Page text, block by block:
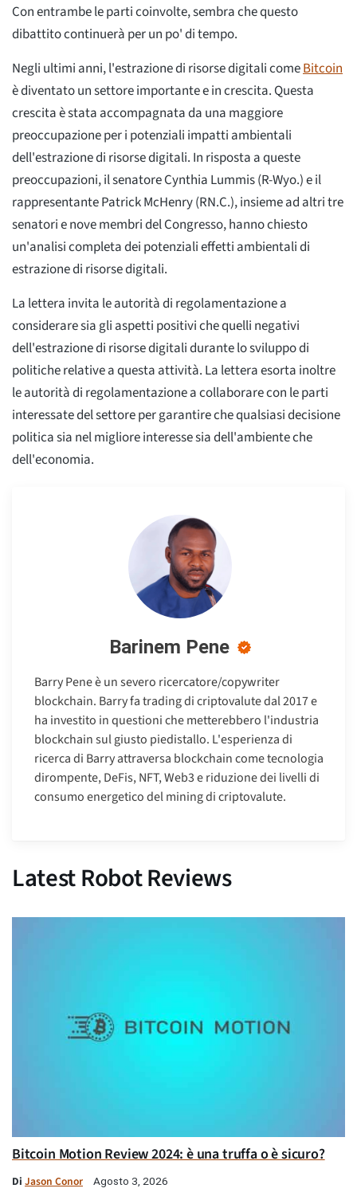
Con entrambe le parti coinvolte, sembra che questo
dibattito continuerà per un po' di tempo.
Negli ultimi anni, l'estrazione di risorse digitali comeBitcoin
è diventato un settore importante e in crescita. Questa
crescita è stata accompagnata da una maggiore
preoccupazione per i potenziali impatti ambientali
dell'estrazione di risorse digitali. In risposta a queste
preoccupazioni, il senatore Cynthia Lummis (R-Wyo.) e il
rappresentante Patrick McHenry (RN.C.), insieme ad altri tre
senatori e nove membri del Congresso, hanno chiesto
un'analisi completa dei potenziali effetti ambientali di
estrazione di risorse digitali.
La lettera invita le autorità di regolamentazione a
considerare sia gli aspetti positivi che quelli negativi
dell'estrazione di risorse digitali durante lo sviluppo di
politiche relative a questa attività. La lettera esorta inoltre
le autorità di regolamentazione a collaborare con le parti
interessate del settore per garantire che qualsiasi decisione
politica sia nel migliore interesse sia dell'ambiente che
dell'economia.
Barinem Pene
Barry Pene è un severo ricercatore/copywriter
blockchain. Barry fa trading di criptovalute dal 2017 e
ha investito in questioni che metterebbero l'industria
blockchain sul giusto piedistallo. L'esperienza di
ricerca di Barry attraversa blockchain come tecnologia
dirompente, DeFis, NFT, Web3 e riduzione dei livelli di
consumo energetico del mining di criptovalute.
Latest Robot Reviews
Bitcoin Motion Review 2024: è una truffa o è sicuro?
Di Jason Conor Agosto 3, 2026